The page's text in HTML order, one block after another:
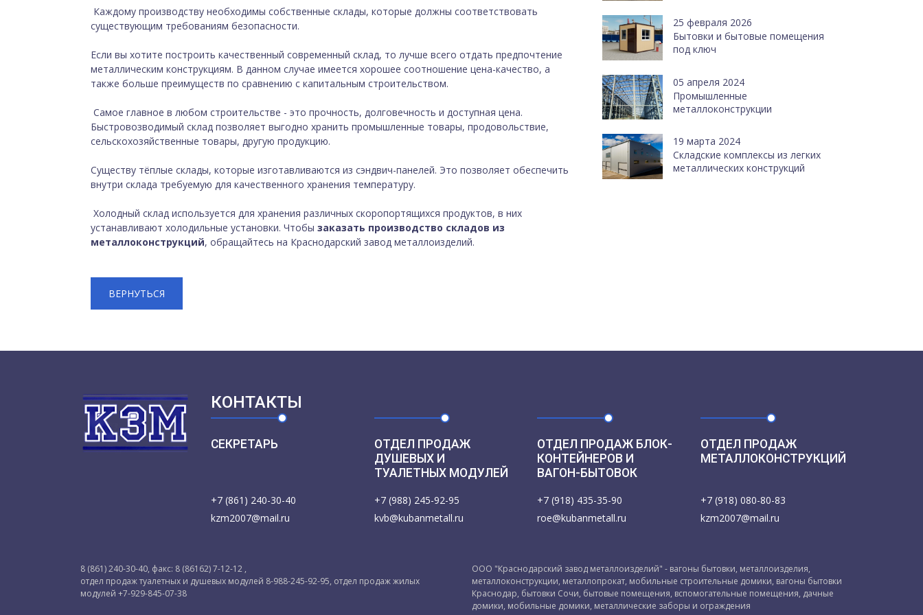
Каждому производству необходимы собственные склады, которые должны соответствовать
существующим требованиям безопасности.
Если вы хотите построить качественный современный склад, то лучше всего отдать предпочтение
металлическим конструкциям. В данном случае имеется хорошее соотношение цена-качество, а
также больше преимуществ по сравнению с капитальным строительством.
Самое главное в любом строительстве - это прочность, долговечность и доступная цена.
Быстровозводимый склад позволяет выгодно хранить промышленные товары, продовольствие,
сельскохозяйственные товары, другую продукцию.
Существу тёплые склады, которые изготавливаются из сэндвич-панелей. Это позволяет обеспечить
внутри склада требуемую для качественного хранения температуру.
Холодный склад используется для хранения различных скоропортящихся продуктов, в них
устанавливают холодильные установки. Чтобы заказать производство складов из
металлоконструкций, обращайтесь на Краснодарский завод металлоизделий.
ВЕРНУТЬСЯ
25 февраля 2026
Бытовки и бытовые помещения
под ключ
05 апреля 2024
Промышленные
металлоконструкции
19 марта 2024
Cкладские комплексы из легких
металлических конструкций
КОНТАКТЫ
СЕКРЕТАРЬ
+7 (861) 240-30-40
kzm2007@mail.ru
ОТДЕЛ ПРОДАЖ
ДУШЕВЫХ И
ТУАЛЕТНЫХ МОДУЛЕЙ
+7 (988) 245-92-95
kvb@kubanmetall.ru
ОТДЕЛ ПРОДАЖ БЛОК-
КОНТЕЙНЕРОВ И
ВАГОН-БЫТОВОК
+7 (918) 435-35-90
roe@kubanmetall.ru
ОТДЕЛ ПРОДАЖ
МЕТАЛЛОКОНСТРУКЦИЙ
+7 (918) 080-80-83
kzm2007@mail.ru
8 (861) 240-30-40, факс: 8 (86162) 7-12-12 ,
отдел продаж туалетных и душевых модулей 8-988-245-92-95, отдел продаж жилых
модулей +7-929-845-07-38
ООО "Краснодарский завод металлоизделий" - вагоны бытовки, металлоизделия,
металлоконструкции, металлопрокат, мобильные строительные домики, вагоны бытовки
Краснодар, бытовки Сочи, бытовые помещения, вспомогательные помещения, дачные
домики, мобильные домики, металлические заборы и ограждения